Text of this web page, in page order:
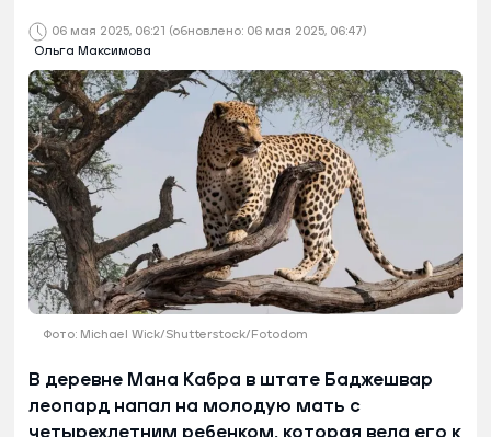
06 мая 2025, 06:21 (обновлено: 06 мая 2025, 06:47)
Ольга Максимова
Фото: Michael Wick/Shutterstock/Fotodom
В деревне Мана Кабра в штате Баджешвар
леопард напал на молодую мать с
четырехлетним ребенком, которая вела его к